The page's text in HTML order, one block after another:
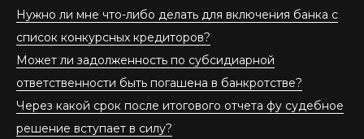
Нужно ли мне что-либо делать для включения банка с
список конкурсных кредиторов?
Может ли задолженность по субсидиарной
ответственности быть погашена в банкротстве?
Через какой срок после итогового отчета фу судебное
решение вступает в силу?